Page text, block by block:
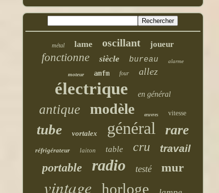
métal lame oscillant joueur
fonctionne siècle bureau alarme
moteur amfm four allez
électrique en général
antique modèle œuvres vitesse
tube vortalex général rare
réfrigérateur laiton table cru travail
portable radio testé mur
vintage horloge